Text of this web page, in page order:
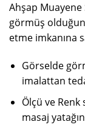
Ahşap
görmüş
etme imkanına
Görselde
imalattan
Ölçü ve
masaj